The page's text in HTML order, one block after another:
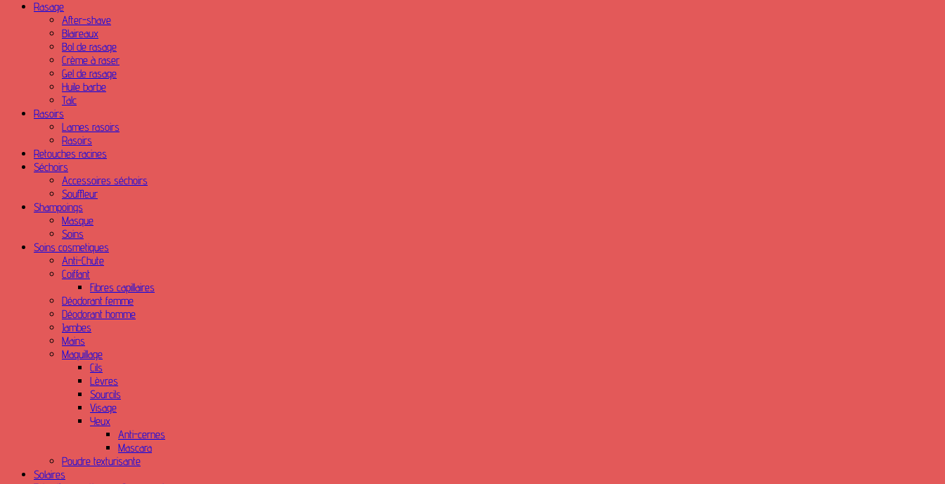
Rasage
After-shave
Blaireaux
Bol de rasage
Crème à raser
Gel de rasage
Huile barbe
Talc
Rasoirs
Lames rasoirs
Rasoirs
Retouches racines
Séchoirs
Accessoires séchoirs
Souffleur
Shampoings
Masque
Soins
Soins cosmetiques
Anti-Chute
Coiffant
Fibres capillaires
Déodorant femme
Déodorant homme
Jambes
Mains
Maquillage
Cils
Lèvres
Sourcils
Visage
Yeux
Anti-cernes
Mascara
Poudre texturisante
Solaires